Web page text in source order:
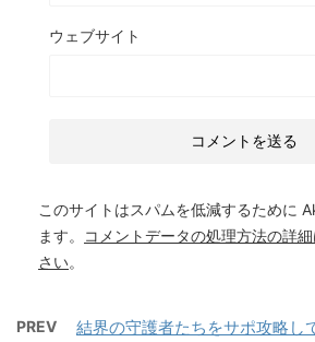
ウェブサイト
このサイトはスパムを低減するために
ます。
コメントデータの処理方法の詳
さい。
PREV 結界の守護者たちをサポ攻略し